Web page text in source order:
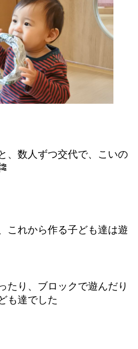
、数人ずつ交代で、こいの
これから作る子ども達は遊
たり、ブロックで遊んだり
も達でした